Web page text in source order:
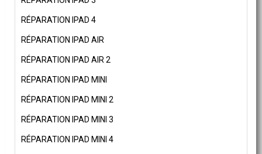
RÉPARATION IPAD 4
RÉPARATION IPAD AIR
RÉPARATION IPAD AIR 2
RÉPARATION IPAD MINI
RÉPARATION IPAD MINI 2
RÉPARATION IPAD MINI 3
RÉPARATION IPAD MINI 4